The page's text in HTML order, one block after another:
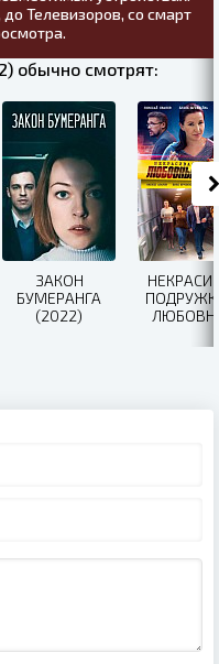
Телевизоров, со смарт
обычно смотрят:
ЗАКОН
БУМЕРАНГА
(2022)
(2021)